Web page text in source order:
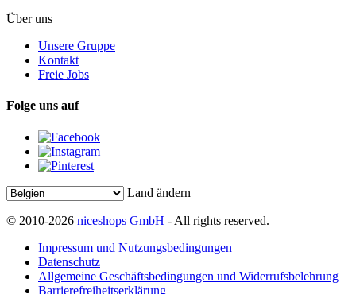
Über uns
Unsere Gruppe
Kontakt
Freie Jobs
Folge uns auf
Land ändern
© 2010-2026 niceshops GmbH - All rights reserved.
Impressum und Nutzungsbedingungen
Datenschutz
Allgemeine Geschäftsbedingungen und Widerrufsbelehrung
Barrierefreiheitserklärung